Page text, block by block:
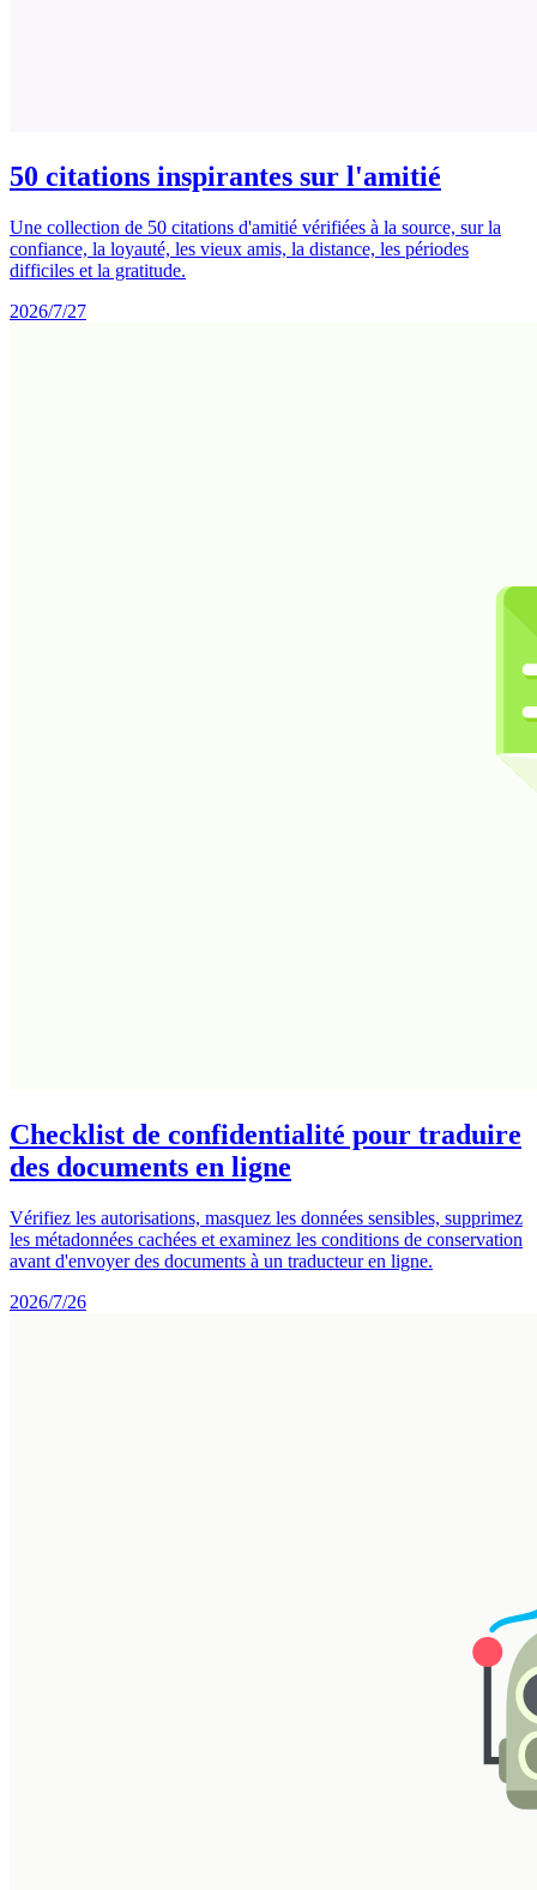
50 citations inspirantes sur l'amitié
Une collection de 50 citations d'amitié vérifiées à la source, sur la
confiance, la loyauté, les vieux amis, la distance, les périodes
difficiles et la gratitude.
2026/7/27
Checklist de confidentialité pour traduire
des documents en ligne
Vérifiez les autorisations, masquez les données sensibles, supprimez
les métadonnées cachées et examinez les conditions de conservation
avant d'envoyer des documents à un traducteur en ligne.
2026/7/26